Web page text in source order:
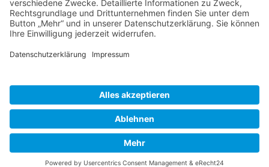
* Alle Preise inkl. gesetzl. Mehrwertsteuer zzgl.Versandkostenund ggf.
Nachnahmegebühren, wenn nicht anders beschrieben
Bestellung Downloads
Widerrufsbelehrung Datenschutz
Impressum
Realisiert mit Shopware